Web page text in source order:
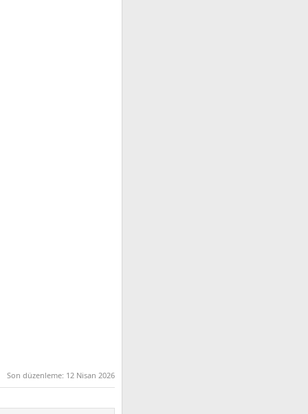
Son düzenleme: 12 Nisan 2026